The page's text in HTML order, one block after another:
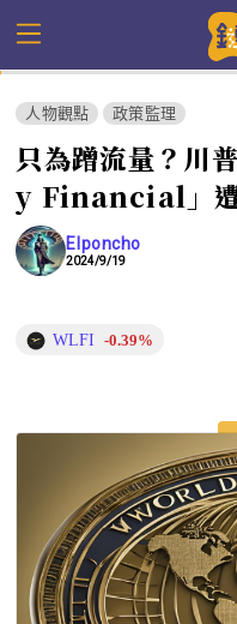
人物觀點 政策監理
只為蹭流量？
y Financial」遭
Elponcho
2024/9/19
WLFI -0.39%